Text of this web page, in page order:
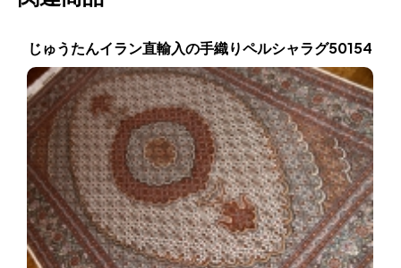
じゅうたんイラン直輸入の手織りペルシャラグ50154